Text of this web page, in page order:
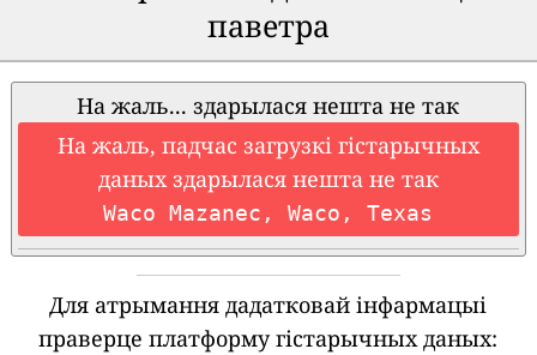
паветра
На жаль... здарылася нешта не так
На жаль, падчас загрузкі гістарычных
даных здарылася нешта не так
Waco Mazanec, Waco, Texas
Для атрымання дадатковай інфармацыі
праверце платформу гістарычных даных: